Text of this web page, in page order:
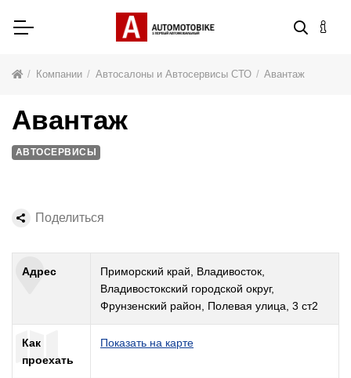
Компании Автосалоны и Автосервисы СТО Авантаж
Адрес
Приморский край, Владивосток,
Владивостокский городской округ,
Фрунзенский район, Полевая улица, 3 ст2
Как
проехать
Показать на карте
Авантаж
АВТОСЕРВИСЫ
Поделиться